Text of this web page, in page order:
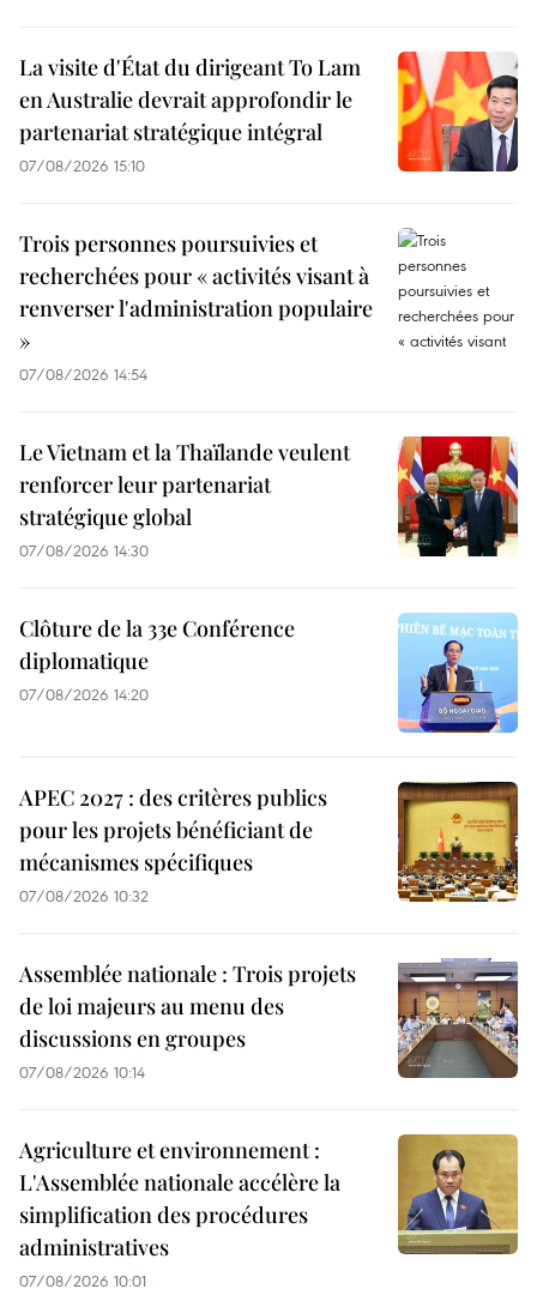
La visite d'État du dirigeant To Lam
en Australie devrait approfondir le
partenariat stratégique intégral
07/08/2026 15:10
Trois personnes poursuivies et
recherchées pour « activités visant à
renverser l'administration populaire
»
07/08/2026 14:54
Le Vietnam et la Thaïlande veulent
renforcer leur partenariat
stratégique global
07/08/2026 14:30
Clôture de la 33e Conférence
diplomatique
07/08/2026 14:20
APEC 2027 : des critères publics
pour les projets bénéficiant de
mécanismes spécifiques
07/08/2026 10:32
Assemblée nationale : Trois projets
de loi majeurs au menu des
discussions en groupes
07/08/2026 10:14
Agriculture et environnement :
L'Assemblée nationale accélère la
simplification des procédures
administratives
07/08/2026 10:01